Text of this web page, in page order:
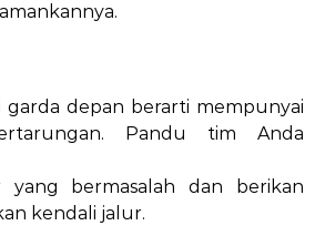
garda depan berarti mempunyai
Pandu tim Anda
bermasalah dan berikan
kendali jalur.